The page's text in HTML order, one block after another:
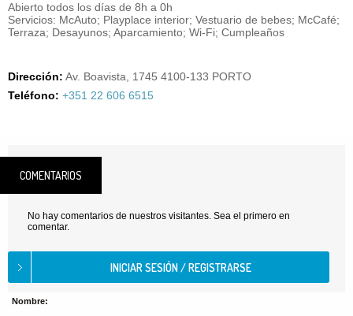
Abierto todos los días de 8h a 0h
Servicios: McAuto; Playplace interior; Vestuario de bebes; McCafé;
Terraza; Desayunos; Aparcamiento; Wi-Fi; Cumpleaños
Dirección: Av. Boavista, 1745 4100-133 PORTO
Teléfono: +351 22 606 6515
COMENTARIOS
No hay comentarios de nuestros visitantes. Sea el primero en
comentar.
Nombre: